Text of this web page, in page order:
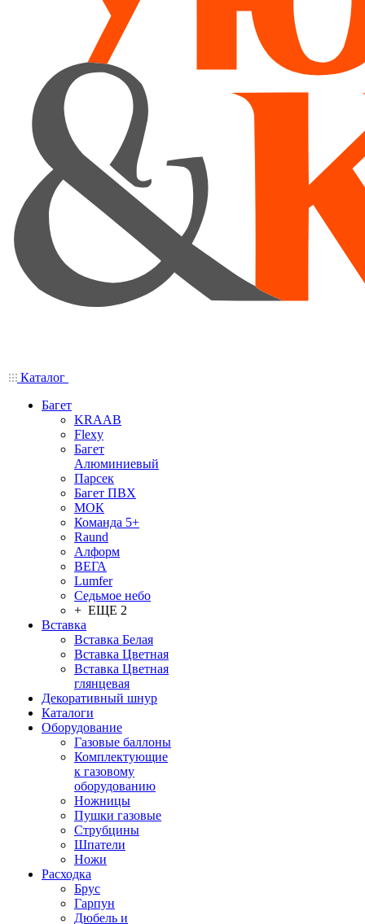
Каталог
Багет
KRAAB
Flexy
Багет
Алюминиевый
Парсек
Багет ПВХ
МОК
Команда 5+
Raund
Алформ
ВЕГА
Lumfer
Седьмое небо
+ ЕЩЕ 2
Вставка
Вставка Белая
Вставка Цветная
Вставка Цветная
глянцевая
Декоративный шнур
Каталоги
Оборудование
Газовые баллоны
Комплектующие
к газовому
оборудованию
Ножницы
Пушки газовые
Струбцины
Шпатели
Ножи
Расходка
Брус
Гарпун
Дюбель и